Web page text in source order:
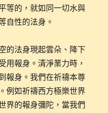
等的，就如同一切水與
自性的法身。
的法身現起雲朵、降下
用報身。清淨業力時，
報身。我們在祈禱本尊
例如祈禱西方極樂世界
界的報身彌陀，當我們